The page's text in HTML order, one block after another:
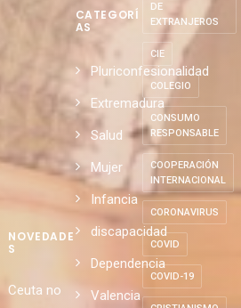
NOVEDADE
S
Ceuta no
CATEGORÍ
AS
Pluriconfesionalidad
Extremadura
Salud
Mujer
Infancia
discapacidad
Dependencia
Valencia
DE
EXTRANJEROS
CIE
COLEGIO
CONSUMO
RESPONSABLE
COOPERACIÓN
INTERNACIONAL
CORONAVIRUS
COVID
COVID-19